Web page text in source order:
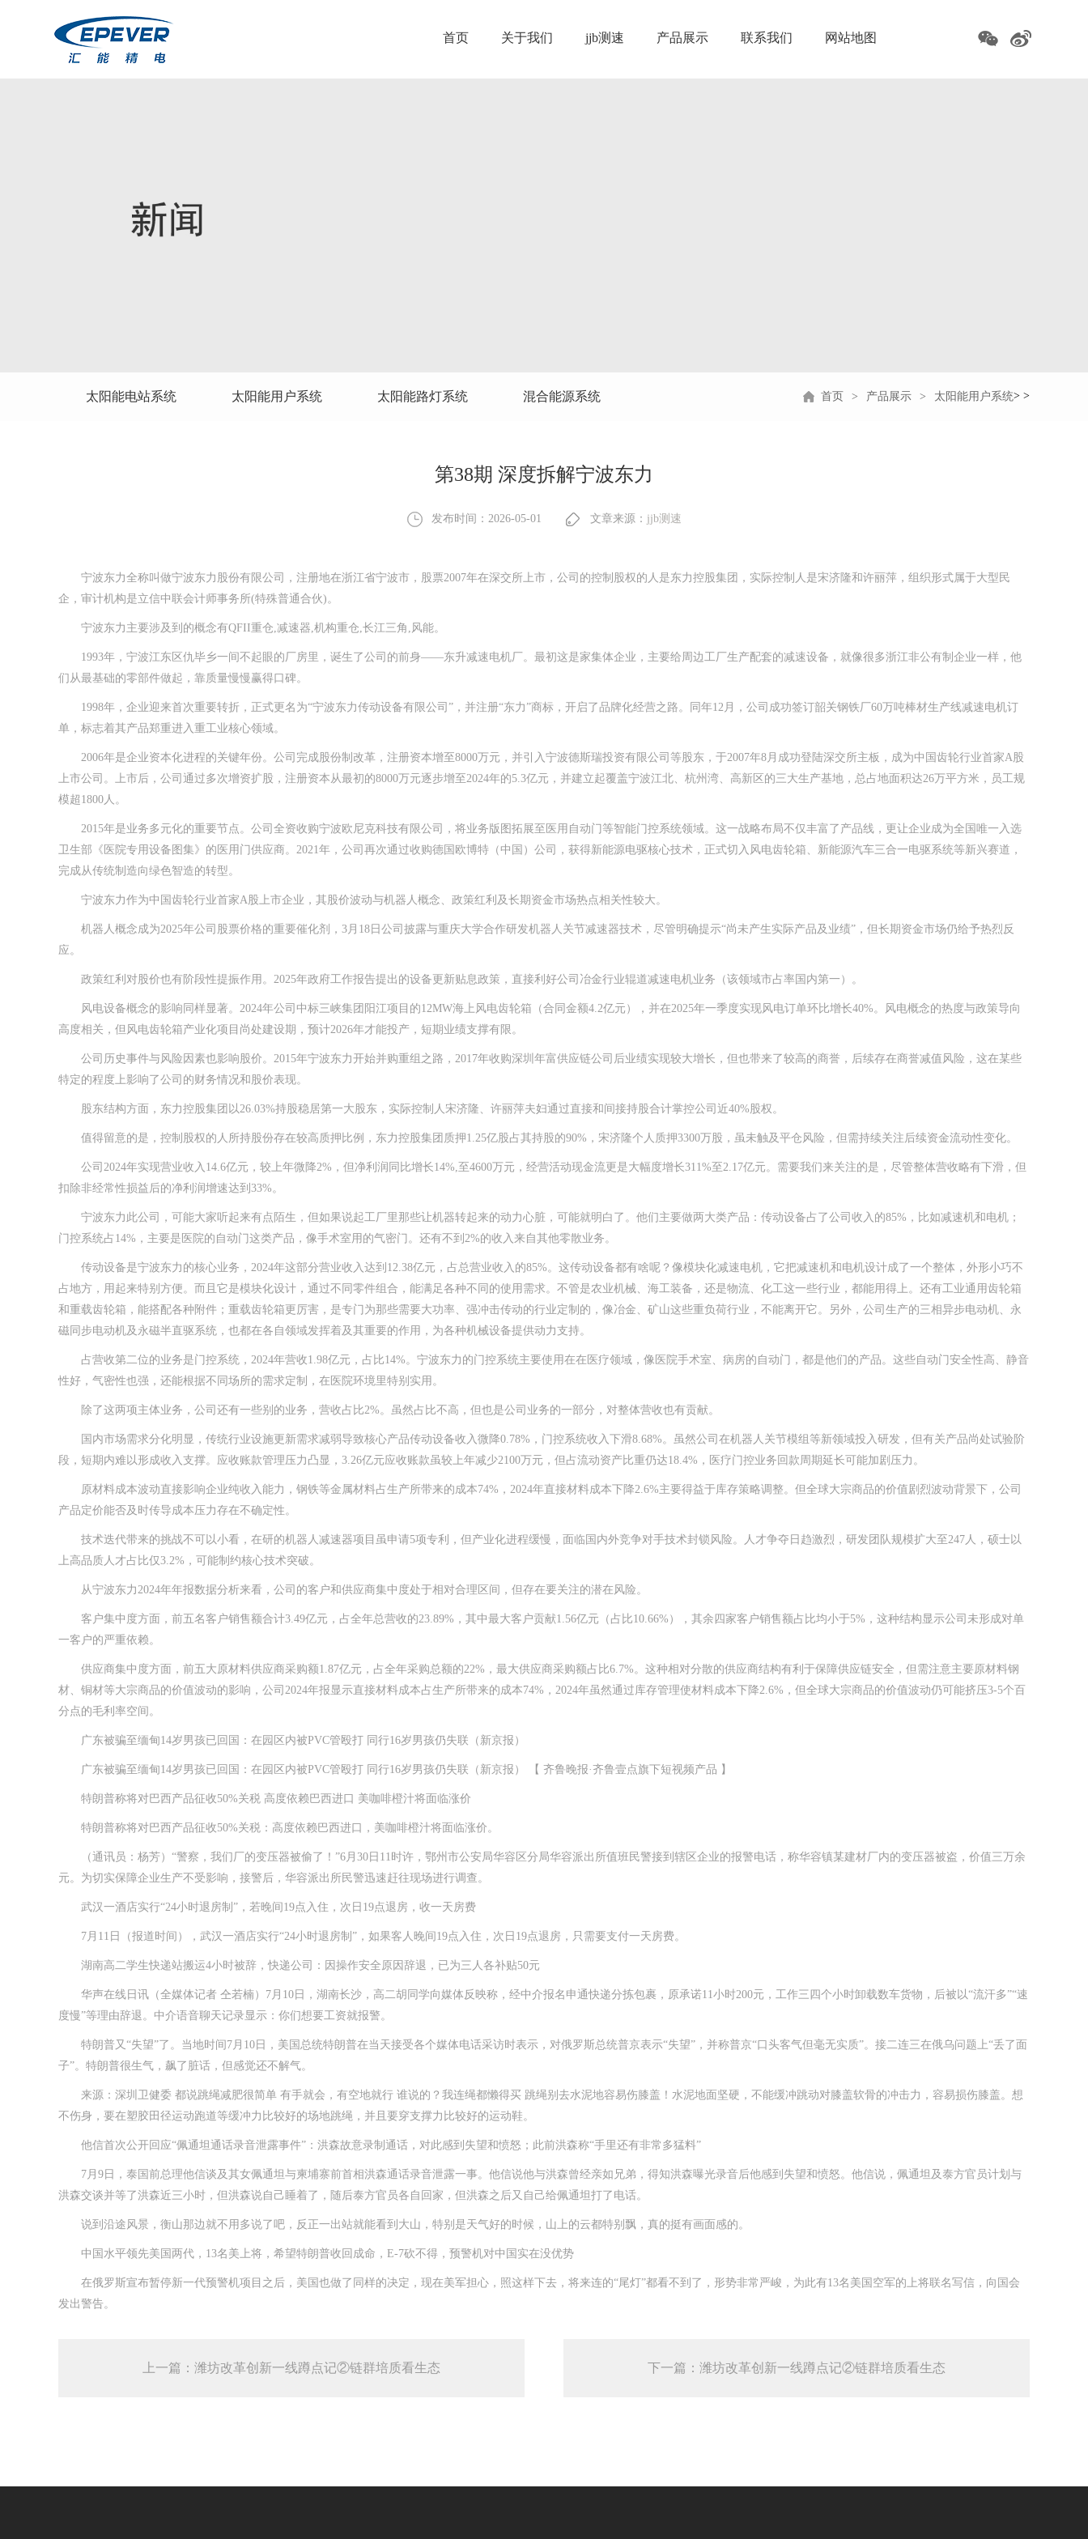
首页 关于我们 jjb测速 产品展示 联系我们 网站地图
太阳能电站系统 太阳能用户系统 太阳能路灯系统 混合能源系统 首页 >
产品展示 >
太阳能用户系统
第38期 深度拆解宁波东力
发布时间：2026-05-01 文章来源： jjb测速
宁波东力全称叫做宁波东力股份有限公司，注册地在浙江省宁波市，股票2007年在深交所上市，公司的控制股权的人是东力控股集团，实际控制人是宋济隆和许丽萍，组织形式属于大型民
企，审计机构是立信中联会计师事务所(特殊普通合伙)。
宁波东力主要涉及到的概念有QFII重仓,减速器,机构重仓,长江三角,风能。
1993年，宁波江东区仇毕乡一间不起眼的厂房里，诞生了公司的前身——东升减速电机厂。最初这是家集体企业，主要给周边工厂生产配套的减速设备，就像很多浙江非公有制企业一样，他
们从最基础的零部件做起，靠质量慢慢赢得口碑。
1998年，企业迎来首次重要转折，正式更名为“宁波东力传动设备有限公司”，并注册“东力”商标，开启了品牌化经营之路。同年12月，公司成功签订韶关钢铁厂60万吨棒材生产线减速电机订
单，标志着其产品郑重进入重工业核心领域。
2006年是企业资本化进程的关键年份。公司完成股份制改革，注册资本增至8000万元，并引入宁波德斯瑞投资有限公司等股东，于2007年8月成功登陆深交所主板，成为中国齿轮行业首家A股
上市公司。上市后，公司通过多次增资扩股，注册资本从最初的8000万元逐步增至2024年的5.3亿元，并建立起覆盖宁波江北、杭州湾、高新区的三大生产基地，总占地面积达26万平方米，员工规
模超1800人。
2015年是业务多元化的重要节点。公司全资收购宁波欧尼克科技有限公司，将业务版图拓展至医用自动门等智能门控系统领域。这一战略布局不仅丰富了产品线，更让企业成为全国唯一入选
卫生部《医院专用设备图集》的医用门供应商。2021年，公司再次通过收购德国欧博特（中国）公司，获得新能源电驱核心技术，正式切入风电齿轮箱、新能源汽车三合一电驱系统等新兴赛道，
完成从传统制造向绿色智造的转型。
宁波东力作为中国齿轮行业首家A股上市企业，其股价波动与机器人概念、政策红利及长期资金市场热点相关性较大。
机器人概念成为2025年公司股票价格的重要催化剂，3月18日公司披露与重庆大学合作研发机器人关节减速器技术，尽管明确提示“尚未产生实际产品及业绩”，但长期资金市场仍给予热烈反
应。
政策红利对股价也有阶段性提振作用。2025年政府工作报告提出的设备更新贴息政策，直接利好公司冶金行业辊道减速电机业务（该领域市占率国内第一）。
风电设备概念的影响同样显著。2024年公司中标三峡集团阳江项目的12MW海上风电齿轮箱（合同金额4.2亿元），并在2025年一季度实现风电订单环比增长40%。风电概念的热度与政策导向
高度相关，但风电齿轮箱产业化项目尚处建设期，预计2026年才能投产，短期业绩支撑有限。
公司历史事件与风险因素也影响股价。2015年宁波东力开始并购重组之路，2017年收购深圳年富供应链公司后业绩实现较大增长，但也带来了较高的商誉，后续存在商誉减值风险，这在某些
特定的程度上影响了公司的财务情况和股价表现。
股东结构方面，东力控股集团以26.03%持股稳居第一大股东，实际控制人宋济隆、许丽萍夫妇通过直接和间接持股合计掌控公司近40%股权。
值得留意的是，控制股权的人所持股份存在较高质押比例，东力控股集团质押1.25亿股占其持股的90%，宋济隆个人质押3300万股，虽未触及平仓风险，但需持续关注后续资金流动性变化。
公司2024年实现营业收入14.6亿元，较上年微降2%，但净利润同比增长14%,至4600万元，经营活动现金流更是大幅度增长311%至2.17亿元。需要我们来关注的是，尽管整体营收略有下滑，但
扣除非经常性损益后的净利润增速达到33%。
宁波东力此公司，可能大家听起来有点陌生，但如果说起工厂里那些让机器转起来的动力心脏，可能就明白了。他们主要做两大类产品：传动设备占了公司收入的85%，比如减速机和电机；
门控系统占14%，主要是医院的自动门这类产品，像手术室用的气密门。还有不到2%的收入来自其他零散业务。
传动设备是宁波东力的核心业务，2024年这部分营业收入达到12.38亿元，占总营业收入的85%。这传动设备都有啥呢？像模块化减速电机，它把减速机和电机设计成了一个整体，外形小巧不
占地方，用起来特别方便。而且它是模块化设计，通过不同零件组合，能满足各种不同的使用需求。不管是农业机械、海工装备，还是物流、化工这一些行业，都能用得上。还有工业通用齿轮箱
和重载齿轮箱，能搭配各种附件；重载齿轮箱更厉害，是专门为那些需要大功率、强冲击传动的行业定制的，像冶金、矿山这些重负荷行业，不能离开它。另外，公司生产的三相异步电动机、永
磁同步电动机及永磁半直驱系统，也都在各自领域发挥着及其重要的作用，为各种机械设备提供动力支持。
占营收第二位的业务是门控系统，2024年营收1.98亿元，占比14%。宁波东力的门控系统主要使用在在医疗领域，像医院手术室、病房的自动门，都是他们的产品。这些自动门安全性高、静音
性好，气密性也强，还能根据不同场所的需求定制，在医院环境里特别实用。
除了这两项主体业务，公司还有一些别的业务，营收占比2%。虽然占比不高，但也是公司业务的一部分，对整体营收也有贡献。
国内市场需求分化明显，传统行业设施更新需求减弱导致核心产品传动设备收入微降0.78%，门控系统收入下滑8.68%。虽然公司在机器人关节模组等新领域投入研发，但有关产品尚处试验阶
段，短期内难以形成收入支撑。应收账款管理压力凸显，3.26亿元应收账款虽较上年减少2100万元，但占流动资产比重仍达18.4%，医疗门控业务回款周期延长可能加剧压力。
原材料成本波动直接影响企业纯收入能力，钢铁等金属材料占生产所带来的成本74%，2024年直接材料成本下降2.6%主要得益于库存策略调整。但全球大宗商品的价值剧烈波动背景下，公司
产品定价能否及时传导成本压力存在不确定性。
技术迭代带来的挑战不可以小看，在研的机器人减速器项目虽申请5项专利，但产业化进程缓慢，面临国内外竞争对手技术封锁风险。人才争夺日趋激烈，研发团队规模扩大至247人，硕士以
上高品质人才占比仅3.2%，可能制约核心技术突破。
从宁波东力2024年年报数据分析来看，公司的客户和供应商集中度处于相对合理区间，但存在要关注的潜在风险。
客户集中度方面，前五名客户销售额合计3.49亿元，占全年总营收的23.89%，其中最大客户贡献1.56亿元（占比10.66%），其余四家客户销售额占比均小于5%，这种结构显示公司未形成对单
一客户的严重依赖。
供应商集中度方面，前五大原材料供应商采购额1.87亿元，占全年采购总额的22%，最大供应商采购额占比6.7%。这种相对分散的供应商结构有利于保障供应链安全，但需注意主要原材料钢
材、铜材等大宗商品的价值波动的影响，公司2024年报显示直接材料成本占生产所带来的成本74%，2024年虽然通过库存管理使材料成本下降2.6%，但全球大宗商品的价值波动仍可能挤压3-5个百
分点的毛利率空间。
广东被骗至缅甸14岁男孩已回国：在园区内被PVC管殴打 同行16岁男孩仍失联（新京报）
广东被骗至缅甸14岁男孩已回国：在园区内被PVC管殴打 同行16岁男孩仍失联（新京报） 【 齐鲁晚报·齐鲁壹点旗下短视频产品 】
特朗普称将对巴西产品征收50%关税 高度依赖巴西进口 美咖啡橙汁将面临涨价
特朗普称将对巴西产品征收50%关税：高度依赖巴西进口，美咖啡橙汁将面临涨价。
（通讯员：杨芳）“警察，我们厂的变压器被偷了！”6月30日11时许，鄂州市公安局华容区分局华容派出所值班民警接到辖区企业的报警电话，称华容镇某建材厂内的变压器被盗，价值三万余
元。为切实保障企业生产不受影响，接警后，华容派出所民警迅速赶往现场进行调查。
武汉一酒店实行“24小时退房制”，若晚间19点入住，次日19点退房，收一天房费
7月11日（报道时间），武汉一酒店实行“24小时退房制”，如果客人晚间19点入住，次日19点退房，只需要支付一天房费。
湖南高二学生快递站搬运4小时被辞，快递公司：因操作安全原因辞退，已为三人各补贴50元
华声在线日讯（全媒体记者 仝若楠）7月10日，湖南长沙，高二胡同学向媒体反映称，经中介报名申通快递分拣包裹，原承诺11小时200元，工作三四个小时卸载数车货物，后被以“流汗多”“速
度慢”等理由辞退。中介语音聊天记录显示：你们想要工资就报警。
特朗普又“失望”了。当地时间7月10日，美国总统特朗普在当天接受各个媒体电话采访时表示，对俄罗斯总统普京表示“失望”，并称普京“口头客气但毫无实质”。接二连三在俄乌问题上“丢了面
子”。特朗普很生气，飙了脏话，但感觉还不解气。
来源：深圳卫健委 都说跳绳减肥很简单 有手就会，有空地就行 谁说的？我连绳都懒得买 跳绳别去水泥地容易伤膝盖！水泥地面坚硬，不能缓冲跳动对膝盖软骨的冲击力，容易损伤膝盖。想
不伤身，要在塑胶田径运动跑道等缓冲力比较好的场地跳绳，并且要穿支撑力比较好的运动鞋。
他信首次公开回应“佩通坦通话录音泄露事件”：洪森故意录制通话，对此感到失望和愤怒；此前洪森称“手里还有非常多猛料”
7月9日，泰国前总理他信谈及其女佩通坦与柬埔寨前首相洪森通话录音泄露一事。他信说他与洪森曾经亲如兄弟，得知洪森曝光录音后他感到失望和愤怒。他信说，佩通坦及泰方官员计划与
洪森交谈并等了洪森近三小时，但洪森说自己睡着了，随后泰方官员各自回家，但洪森之后又自己给佩通坦打了电话。
说到沿途风景，衡山那边就不用多说了吧，反正一出站就能看到大山，特别是天气好的时候，山上的云都特别飘，真的挺有画面感的。
中国水平领先美国两代，13名美上将，希望特朗普收回成命，E-7砍不得，预警机对中国实在没优势
在俄罗斯宣布暂停新一代预警机项目之后，美国也做了同样的决定，现在美军担心，照这样下去，将来连的“尾灯”都看不到了，形势非常严峻，为此有13名美国空军的上将联名写信，向国会
发出警告。
上一篇：潍坊改革创新一线蹲点记②链群培质看生态 下一篇：潍坊改革创新一线蹲点记②链群培质看生态